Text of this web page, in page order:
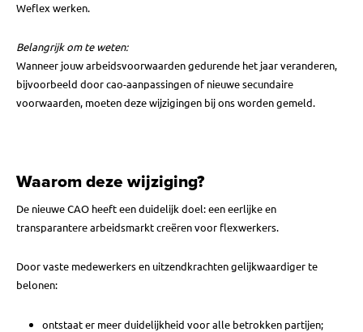
Weflex werken.
Belangrijk om te weten:
Wanneer jouw arbeidsvoorwaarden gedurende het jaar veranderen,
bijvoorbeeld door cao-aanpassingen of nieuwe secundaire
voorwaarden, moeten deze wijzigingen bij ons worden gemeld.
Waarom deze wijziging?
De nieuwe CAO heeft een duidelijk doel: een eerlijke en
transparantere arbeidsmarkt creëren voor flexwerkers.
Door vaste medewerkers en uitzendkrachten gelijkwaardiger te
belonen:
ontstaat er meer duidelijkheid voor alle betrokken partijen;